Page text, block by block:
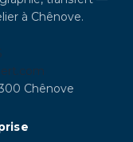
à Chênove.
Chênove